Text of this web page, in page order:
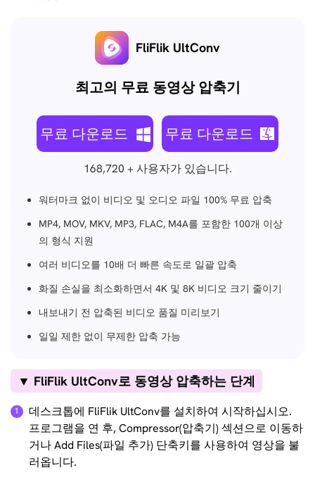
FliFlik UltConv
최고의 무료 동영상 압축기
무료 다운로드 무료 다운로드
168,720 + 사용자가 있습니다.
워터마크 없이 비디오 및 오디오 파일 100% 무료 압축
MP4, MOV, MKV, MP3, FLAC, M4A를 포함한 100개 이상
의 형식 지원
여러 비디오를 10배 더 빠른 속도로 일괄 압축
화질 손실을 최소화하면서 4K 및 8K 비디오 크기 줄이기
내보내기 전 압축된 비디오 품질 미리보기
일일 제한 없이 무제한 압축 가능
▼ FliFlik UltConv로 동영상 압축하는 단계
데스크톱에 FliFlik UltConv를 설치하여 시작하십시오.
프로그램을 연 후, Compressor(압축기) 섹션으로 이동하
거나 Add Files(파일 추가) 단축키를 사용하여 영상을 불
러옵니다.